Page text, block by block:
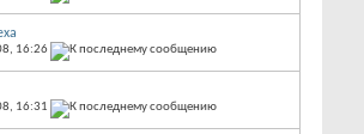
16:26
16:31